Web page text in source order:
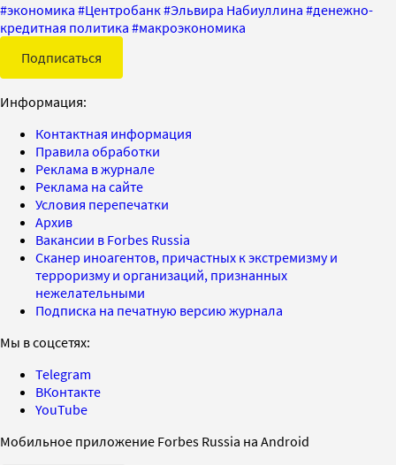
#экономика #Центробанк#Эльвира Набиуллина #денежно-
кредитная политика #макроэкономика
Подписаться
Информация:
Контактная информация
Правила обработки
Реклама в журнале
Реклама на сайте
Условия перепечатки
Архив
Вакансии в Forbes Russia
Сканер иноагентов, причастных к экстремизму и
терроризму и организаций, признанных
нежелательными
Подписка на печатную версию журнала
Мы в соцсетях:
Telegram
ВКонтакте
YouTube
Мобильное приложение Forbes Russia на Android